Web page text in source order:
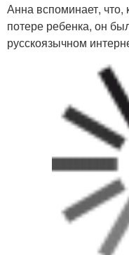
Анна вспоминает, что,
потере ребенка, он
русскоязычном